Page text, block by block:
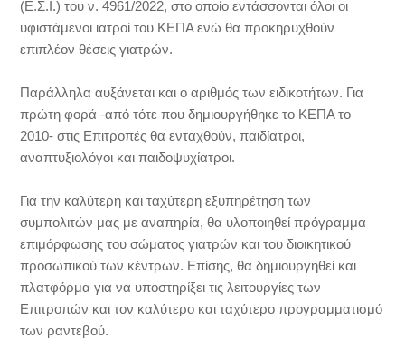
(Ε.Σ.Ι.) του ν. 4961/2022, στο οποίο εντάσσονται όλοι οι
υφιστάμενοι ιατροί του ΚΕΠΑ ενώ θα προκηρυχθούν
επιπλέον θέσεις γιατρών.
Παράλληλα αυξάνεται και ο αριθμός των ειδικοτήτων. Για
πρώτη φορά -από τότε που δημιουργήθηκε το ΚΕΠΑ το
2010- στις Επιτροπές θα ενταχθούν, παιδίατροι,
αναπτυξιολόγοι και παιδοψυχίατροι.
Για την καλύτερη και ταχύτερη εξυπηρέτηση των
συμπολιτών μας με αναπηρία, θα υλοποιηθεί πρόγραμμα
επιμόρφωσης του σώματος γιατρών και του διοικητικού
προσωπικού των κέντρων. Επίσης, θα δημιουργηθεί και
πλατφόρμα για να υποστηρίξει τις λειτουργίες των
Επιτροπών και τον καλύτερο και ταχύτερο προγραμματισμό
των ραντεβού.